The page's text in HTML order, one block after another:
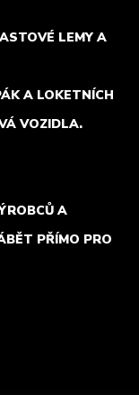
LEMY A
A LOKETNÍCH
VOZIDLA.
A
PŘÍMO PRO